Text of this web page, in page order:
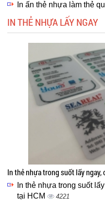
In ấn thẻ nhựa làm thẻ
IN THẺ NHỰA LẤY NGAY
In thẻ nhựa trong suốt lấy ngay,
In thẻ nhựa trong suốt
tại HCM
4221